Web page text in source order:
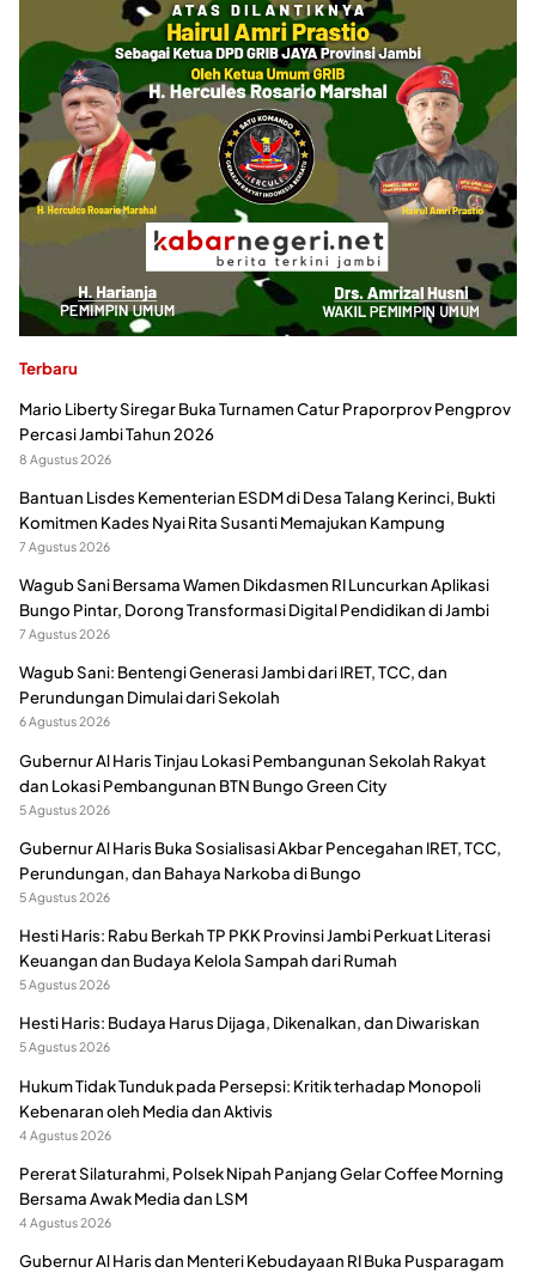
Terbaru
Mario Liberty Siregar Buka Turnamen Catur Praporprov Pengprov
Percasi Jambi Tahun 2026
8 Agustus 2026
Bantuan Lisdes Kementerian ESDM di Desa Talang Kerinci, Bukti
Komitmen Kades Nyai Rita Susanti Memajukan Kampung
7 Agustus 2026
Wagub Sani Bersama Wamen Dikdasmen RI Luncurkan Aplikasi
Bungo Pintar, Dorong Transformasi Digital Pendidikan di Jambi
7 Agustus 2026
Wagub Sani: Bentengi Generasi Jambi dari IRET, TCC, dan
Perundungan Dimulai dari Sekolah
6 Agustus 2026
Gubernur Al Haris Tinjau Lokasi Pembangunan Sekolah Rakyat
dan Lokasi Pembangunan BTN Bungo Green City
5 Agustus 2026
Gubernur Al Haris Buka Sosialisasi Akbar Pencegahan IRET, TCC,
Perundungan, dan Bahaya Narkoba di Bungo
5 Agustus 2026
Hesti Haris: Rabu Berkah TP PKK Provinsi Jambi Perkuat Literasi
Keuangan dan Budaya Kelola Sampah dari Rumah
5 Agustus 2026
Hesti Haris: Budaya Harus Dijaga, Dikenalkan, dan Diwariskan
5 Agustus 2026
Hukum Tidak Tunduk pada Persepsi: Kritik terhadap Monopoli
Kebenaran oleh Media dan Aktivis
4 Agustus 2026
Pererat Silaturahmi, Polsek Nipah Panjang Gelar Coffee Morning
Bersama Awak Media dan LSM
4 Agustus 2026
Gubernur Al Haris dan Menteri Kebudayaan RI Buka Pusparagam